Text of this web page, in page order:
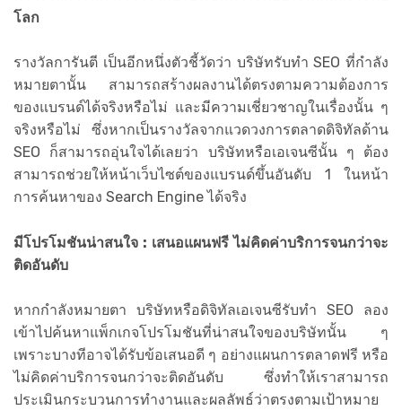
โลก
รางวัลการันตี เป็นอีกหนึ่งตัวชี้วัดว่า บริษัทรับทำ SEO ที่กำลัง
หมายตานั้น สามารถสร้างผลงานได้ตรงตามความต้องการ
ของแบรนด์ได้จริงหรือไม่ และมีความเชี่ยวชาญในเรื่องนั้น ๆ
จริงหรือไม่ ซึ่งหากเป็นรางวัลจากแวดวงการตลาดดิจิทัลด้าน
SEO ก็สามารถอุ่นใจได้เลยว่า บริษัทหรือเอเจนซีนั้น ๆ ต้อง
สามารถช่วยให้หน้าเว็บไซต์ของแบรนด์ขึ้นอันดับ 1 ในหน้า
การค้นหาของ Search Engine ได้จริง
มีโปรโมชันน่าสนใจ : เสนอแผนฟรี ไม่คิดค่าบริการจนกว่าจะ
ติดอันดับ
หากกำลังหมายตา บริษัทหรือดิจิทัลเอเจนซีรับทำ SEO ลอง
เข้าไปค้นหาแพ็กเกจโปรโมชันที่น่าสนใจของบริษัทนั้น ๆ
เพราะบางทีอาจได้รับข้อเสนอดี ๆ อย่างแผนการตลาดฟรี หรือ
ไม่คิดค่าบริการจนกว่าจะติดอันดับ ซึ่งทำให้เราสามารถ
ประเมินกระบวนการทำงานและผลลัพธ์ว่าตรงตามเป้าหมาย